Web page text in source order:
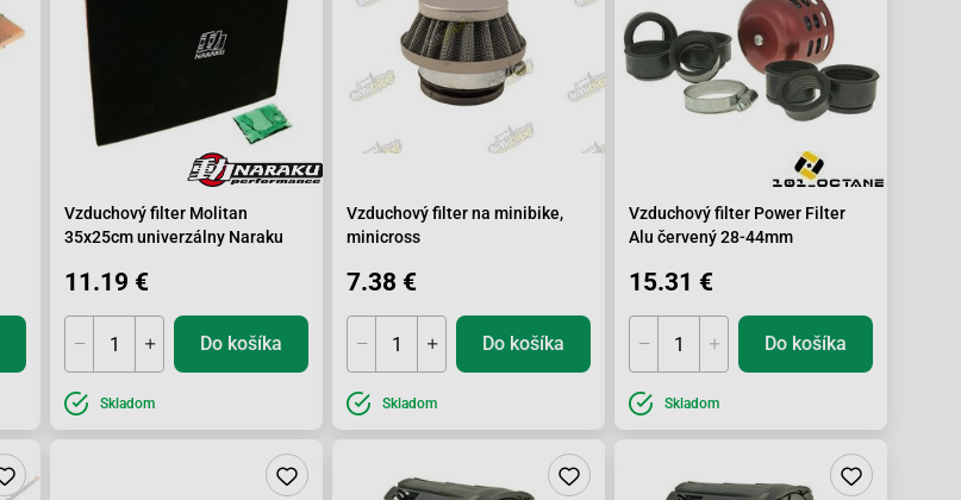
Vzduchový filter Molitan
35x25cm univerzálny Naraku
11.19 €
Do košíka
Skladom
Vzduchový filter na minibike,
minicross
7.38 €
Do košíka
Skladom
Vzduchový filter Power Filter
Alu červený 28-44mm
15.31 €
Do košíka
Skladom